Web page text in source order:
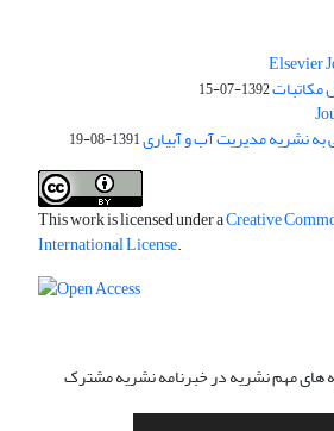
Elsevier
مکاتبات1392-07-15
نشریه مدیریت آب و آبیاری1391-08-19
This work is licensed under aCreative
International License.
های مهم نشریه در خبرنامه نشریه مشترک